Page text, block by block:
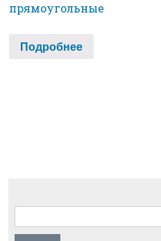
прямоугольные
Подробнее
Найти: